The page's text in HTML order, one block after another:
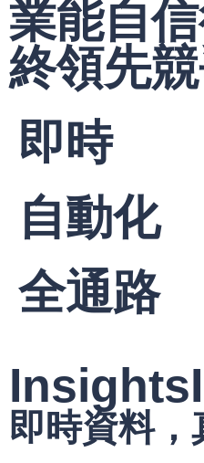
業能自
終領先競
即時
自動化
全通路
即時資料，